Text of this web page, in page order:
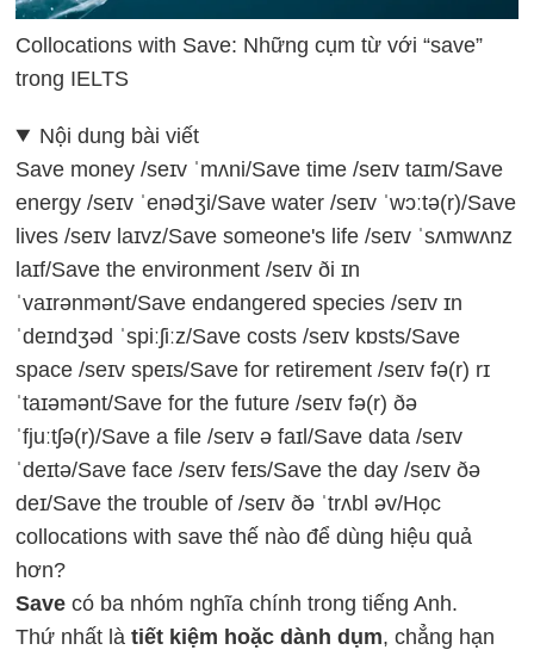
Collocations with Save: Những cụm từ với “save”
trong IELTS
Nội dung bài viết
Save money /seɪv ˈmʌni/Save time /seɪv taɪm/Save
energy /seɪv ˈenədʒi/Save water /seɪv ˈwɔːtə(r)/Save
lives /seɪv laɪvz/Save someone's life /seɪv ˈsʌmwʌnz
laɪf/Save the environment /seɪv ði ɪn
ˈvaɪrənmənt/Save endangered species /seɪv ɪn
ˈdeɪndʒəd ˈspiːʃiːz/Save costs /seɪv kɒsts/Save
space /seɪv speɪs/Save for retirement /seɪv fə(r) rɪ
ˈtaɪəmənt/Save for the future /seɪv fə(r) ðə
ˈfjuːtʃə(r)/Save a file /seɪv ə faɪl/Save data /seɪv
ˈdeɪtə/Save face /seɪv feɪs/Save the day /seɪv ðə
deɪ/Save the trouble of /seɪv ðə ˈtrʌbl əv/Học
collocations with save thế nào để dùng hiệu quả
hơn?
Save có ba nhóm nghĩa chính trong tiếng Anh.
Thứ nhất làtiết kiệm hoặc dành dụm, chẳng hạn